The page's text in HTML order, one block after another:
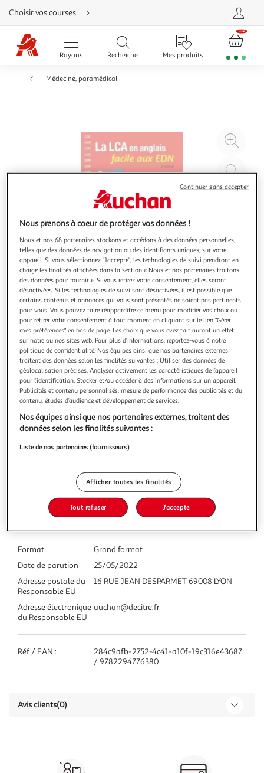
Aller
directement
au
contenu
Aller
directement
Aller
Choisir vos courses
Rayons Recherche Mes produits
Médecine, paramédical
à
LA LCA EN ANGLAIS FACILE AUX EDN. 2E EDITION,
Devilliers Hervé
La lecture critique d'articles (LCA) est un des exercices des
épreuves dématérialisées nationales (EDN) les plus
redoutés par les étudiants. Pourtant comme pour
l'ensemble des autres épreuves les connaissances et les
compétences nécessaires pour la réussir ne sont qu'une
question d'entraînement ! Sp
En savoir +
Vous voulez connaître le prix de ce produit ?
Afficher le prix
Caractéristiques
Format
Grand format
Date de parution
25/05/2022
Adresse postale du
Responsable EU
16 RUE JEAN DESPARMET 69008 LYON
Adresse électronique
du Responsable EU
auchan@decitre.fr
Réf / EAN :
284c9afb-2752-4c41-a10f-19c316e43687
/ 9782294776380
Avis clients(0)
Nous prenons à coeur de protéger vos données !
Nous et nos 68 partenaires stockons et accédons à des données personnelles,
telles que des données de navigation ou des identifiants uniques, sur votre
appareil. Si vous sélectionnez "J'accepte", les technologies de suivi prendront en
charge les finalités affichées dans la section « Nous et nos partenaires traitons
des données pour fournir ». Si vous retirez votre consentement, elles seront
désactivées. Si les technologies de suivi sont désactivées, il est possible que
certains contenus et annonces qui vous sont présentés ne soient pas pertinents
pour vous. Vous pouvez faire réapparaître ce menu pour modifier vos choix ou
pour retirer votre consentement à tout moment en cliquant sur le lien "Gérer
mes préférences" en bas de page. Les choix que vous avez fait auront un effet
sur notre ou nos sites web. Pour plus d’informations, reportez-vous à notre
politique de confidentialité. Nos équipes ainsi que nos partenaires externes
traitent des données selon les finalités suivantes : Utiliser des données de
géolocalisation précises. Analyser activement les caractéristiques de l’appareil
pour l’identification. Stocker et/ou accéder à des informations sur un appareil.
Publicités et contenu personnalisés, mesure de performance des publicités et du
contenu, études d’audience et développement de services.
Nos équipes ainsi que nos partenaires externes, traitent des
données selon les finalités suivantes :
Liste de nos partenaires (fournisseurs)
Afficher toutes les finalités
Tout refuser J'accepte
Continuer sans accepter